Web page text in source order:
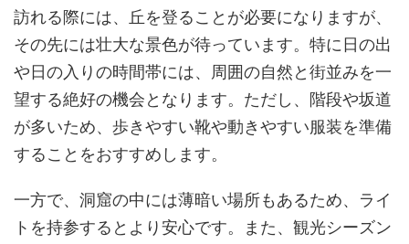
訪れる際には、丘を登ることが必要になりますが、
その先には壮大な景色が待っています。特に日の出
や日の入りの時間帯には、周囲の自然と街並みを一
望する絶好の機会となります。ただし、階段や坂道
が多いため、歩きやすい靴や動きやすい服装を準備
することをおすすめします。
一方で、洞窟の中には薄暗い場所もあるため、ライ
トを持参するとより安心です。また、観光シーズン